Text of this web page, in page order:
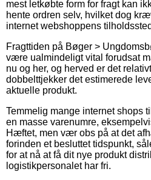
mest letkøbte form for fragt kan
hente ordren selv, hvilket dog
internet webshoppens
Fragttiden på Bøger >
være ualmindeligt vital forudsat
nu og her, og herved er det
dobbelttjekker det estimerede
aktuelle produkt.
Temmelig mange internet shops
en masse varenumre,
Hæftet, men vær obs på at det
forinden et besluttet tidspunkt,
for at nå at få dit nye produkt
logistikpersonalet har fri.